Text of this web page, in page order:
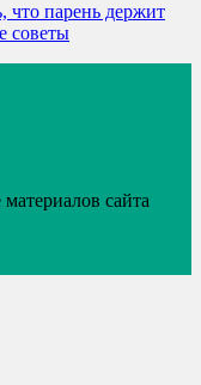
что парень держит
советы
сайта